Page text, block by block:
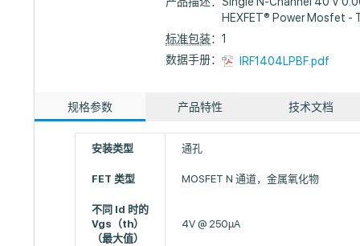
HEXFET® Power Mosfet -
标准包装：1
数据手册：
IRF1404LPBF.pdf
规格参数 产品特性 技术文档
安装类型 通孔
FET 类型 MOSFET N 通道，金属氧化物
不同 Id 时的
Vgs（th）
（最大值）
4V @ 250µA